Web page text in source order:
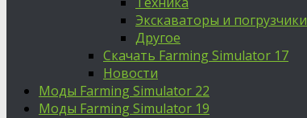
Экскаваторы и погрузчики
Другое
Скачать Farming Simulator 17
Новости
Моды Farming Simulator 22
Моды Farming Simulator 19